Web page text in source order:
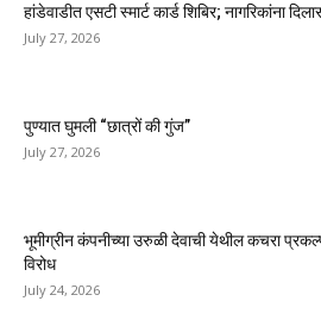
हांडेवाडीत एसटी स्मार्ट कार्ड शिबिर; नागरिकांना
July 27, 2026
पुण्यात घुमली “छात्रों की गुंज”
July 27, 2026
भूमीग्रीन कंपनीच्या उरुळी देवाची येथील कचरा
विरोध
July 24, 2026